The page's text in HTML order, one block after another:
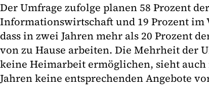
Der Umfrage zufolge planen 58 Prozent
Informationswirtschaft und 19 Prozent im
dass in zwei Jahren mehr als 20 Prozent
von zu Hause arbeiten. Die Mehrheit der
keine Heimarbeit ermöglichen, sieht
Jahren keine entsprechenden Angebote